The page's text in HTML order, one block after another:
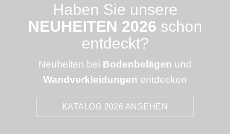
Haben Sie unsere
NEUHEITEN 2026 schon
entdeckt?
Neuheiten bei Bodenbelägen und
Wandverkleidungen entdecken
KATALOG 2026 ANSEHEN